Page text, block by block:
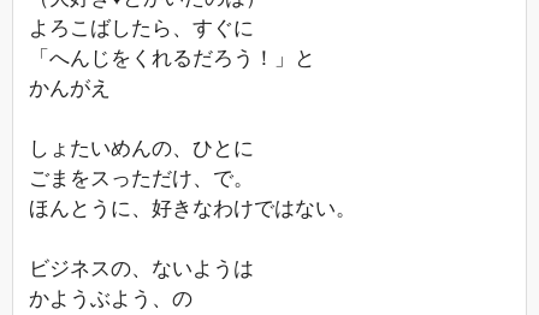
よろこばしたら、すぐに
「へんじをくれるだろう！」と
かんがえ
しょたいめんの、ひとに
ごまをスっただけ、で。
ほんとうに、好きなわけではない。
ビジネスの、ないようは
かようぶよう、の